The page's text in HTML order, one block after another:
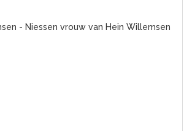
- Niessen vrouw van Hein Willemsen